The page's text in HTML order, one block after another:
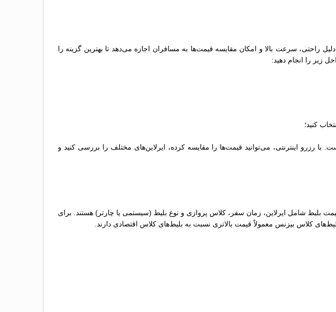
سرعت بالا و امکان مقایسه قیمت‌ها به مسافران اجازه می‌دهد تا بهترین گزینه را
زیر را انجام دهید:
کنید؛
رزرو اینترنتی، می‌توانید قیمت‌ها را مقایسه کرده، ایرلاین‌های مختلف را بررسی کنید و
بلیط شامل ایرلاین، زمان سفر، کلاس پروازی و نوع بلیط (سیستمی یا چارتر) هستند. برای
کلاس بیزنس معمولاً قیمت بالاتری نسبت به بلیط‌های کلاس اقتصادی دارند.